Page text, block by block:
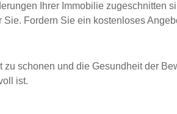
Ihrer Immobilie zugeschnitten
Fordern Sie ein kostenloses
zu schonen und die Gesundheit der
ist.